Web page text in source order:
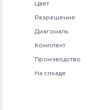
Цвет
Разрешение
Диагональ
Комплект
Производство
На слкаде